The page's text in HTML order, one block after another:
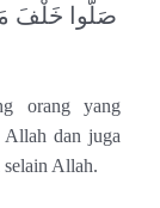
صَلُّوا خَلْفَ
orang yang
Allah dan juga
selain Allah.